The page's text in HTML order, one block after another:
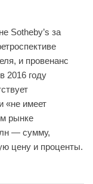
Sotheby’s за
и провенанс
2016 году
«не имеет
рынке
— сумму,
цену и проценты.